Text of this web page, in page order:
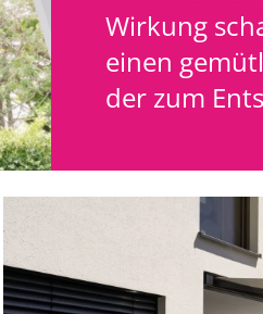
Wirkung
einen
der zum